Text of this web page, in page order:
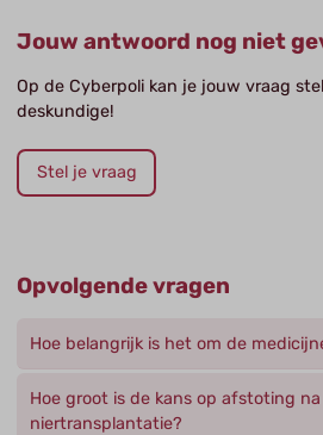
Jouw antwoord nog niet
Op de Cyberpoli kan je jouw vraag
deskundige!
Stel je vraag
Opvolgende vragen
Hoe belangrijk is het om de
Hoe groot is de kans op afstoting na
niertransplantatie?